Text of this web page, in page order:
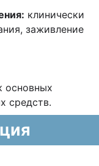
клинически
заживление
основных
средств.